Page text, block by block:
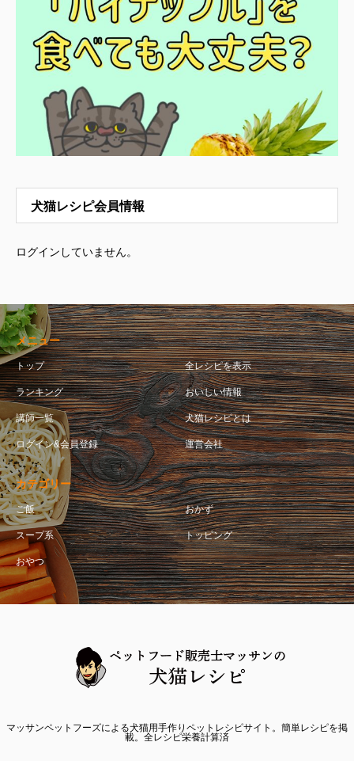
犬猫レシピ会員情報
ログインしていません。
メニュー
トップ 全レシピを表示
ランキング おいしい情報
講師一覧 犬猫レシピとは
ログイン&会員登録 運営会社
カテゴリー
ご飯 おかず
スープ系 トッピング
おやつ
マッサンペットフーズによる犬猫用手作りペットレシピサイト。簡単レシピを掲
載。全レシピ栄養計算済